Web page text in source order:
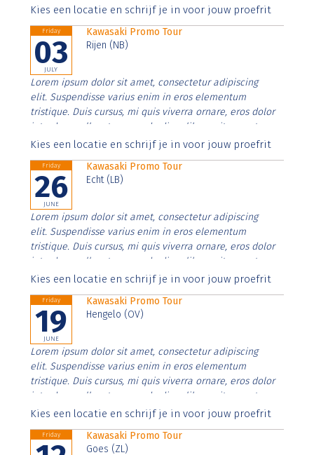
Aenean faucibus nibh et justo cursus id rutrum lorem
Kies een locatie en schrijf je in voor jouw proefrit
Friday
03
JULY
Kawasaki Promo Tour
Rijen (NB)
Lorem ipsum dolor sit amet, consectetur adipiscing
elit. Suspendisse varius enim in eros elementum
tristique. Duis cursus, mi quis viverra ornare, eros dolor
interdum nulla, ut commodo diam libero vitae erat.
Aenean faucibus nibh et justo cursus id rutrum lorem
Kies een locatie en schrijf je in voor jouw proefrit
Friday
26
JUNE
Kawasaki Promo Tour
Echt (LB)
Lorem ipsum dolor sit amet, consectetur adipiscing
elit. Suspendisse varius enim in eros elementum
tristique. Duis cursus, mi quis viverra ornare, eros dolor
interdum nulla, ut commodo diam libero vitae erat.
Aenean faucibus nibh et justo cursus id rutrum lorem
Kies een locatie en schrijf je in voor jouw proefrit
Friday
19
JUNE
Kawasaki Promo Tour
Hengelo (OV)
Lorem ipsum dolor sit amet, consectetur adipiscing
elit. Suspendisse varius enim in eros elementum
tristique. Duis cursus, mi quis viverra ornare, eros dolor
interdum nulla, ut commodo diam libero vitae erat.
Aenean faucibus nibh et justo cursus id rutrum lorem
Kies een locatie en schrijf je in voor jouw proefrit
Friday
Kawasaki Promo Tour
Goes (ZL)